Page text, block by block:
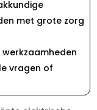
met grote zorg
vragen of